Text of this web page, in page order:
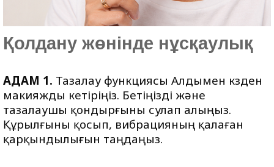
Қолдану жөнінде нұсқаулық
ҚАДАМ 1. Тазалау функциясы Алдымен көзден
макияжды кетіріңіз. Бетіңізді және
тазалаушы қондырғыны сулап алыңыз.
Құрылғыны қосып, вибрацияның қалаған
қарқындылығын таңдаңыз.